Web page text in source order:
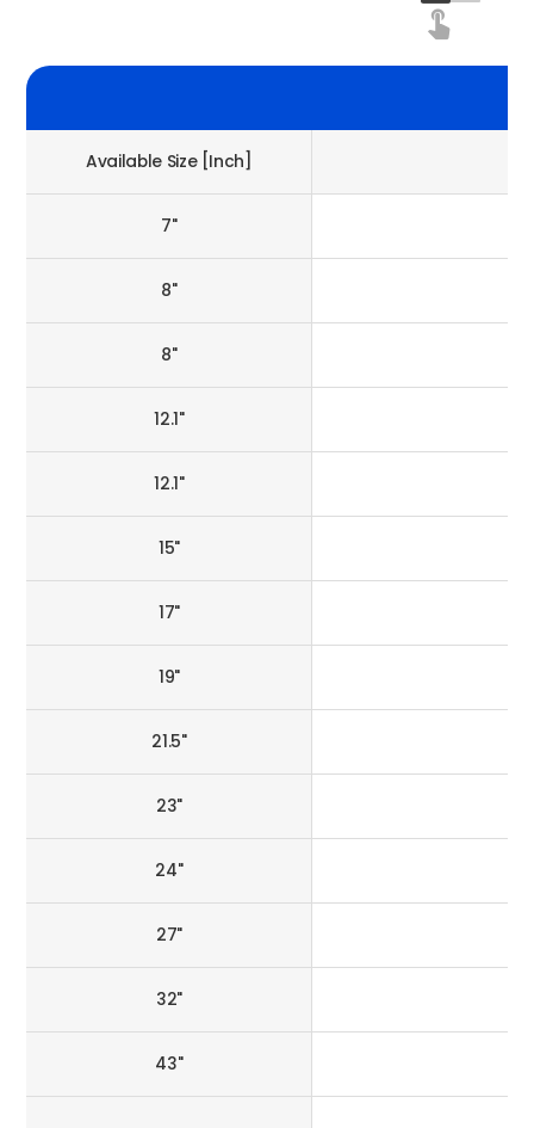
Available Size [Inch]
7"
8"
8"
12.1"
12.1"
15"
17"
19"
21.5"
23"
24"
27"
32"
43"